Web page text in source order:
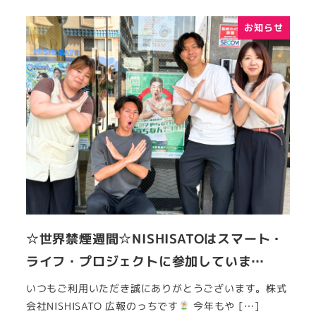
お知らせ
☆世界禁煙週間☆NISHISATOはスマート・
ライフ・プロジェクトに参加していま…
いつもご利用いただき誠にありがとうございます。株式
会社NISHISATO 広報のっちです
今年もや […]